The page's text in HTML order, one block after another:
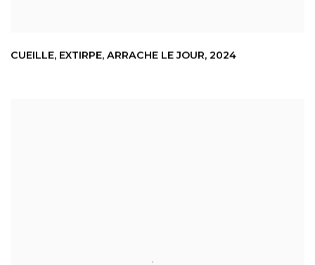
CUEILLE, EXTIRPE, ARRACHE LE JOUR, 2024